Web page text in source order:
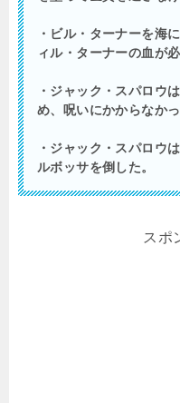
・ビル・ターナーを海
ィル・ターナーの血が必
・ジャック・スパロウ
め、呪いにかからなかっ
・ジャック・スパロウ
ルボッサを倒した。
スポ